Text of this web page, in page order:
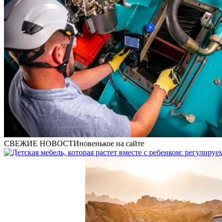
СВЕЖИЕ НОВОСТИновенькое на сайте